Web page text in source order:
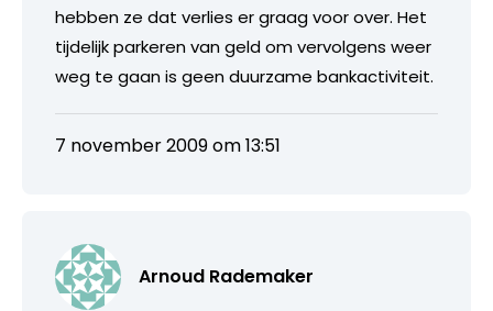
hebben ze dat verlies er graag voor over. Het
tijdelijk parkeren van geld om vervolgens weer
weg te gaan is geen duurzame bankactiviteit.
7 november 2009 om 13:51
Arnoud Rademaker